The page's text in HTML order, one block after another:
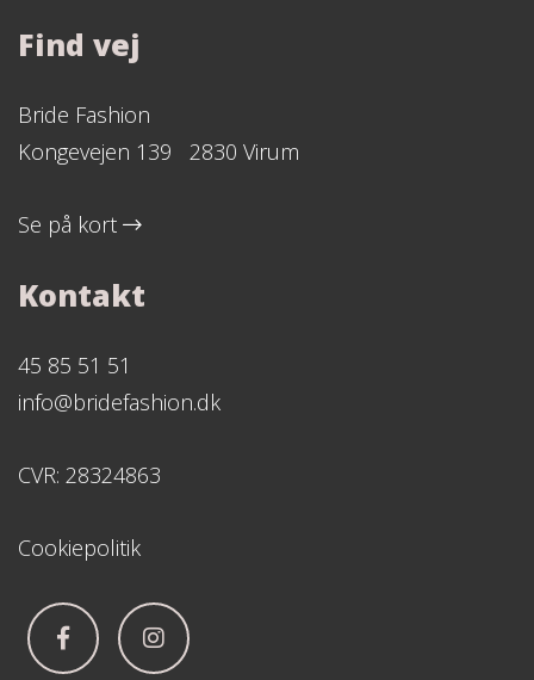
Find vej
Bride Fashion
Kongevejen 139 2830 Virum
Se på kort
Kontakt
45 85 51 51
info@bridefashion.dk
CVR: 28324863
Cookiepolitik